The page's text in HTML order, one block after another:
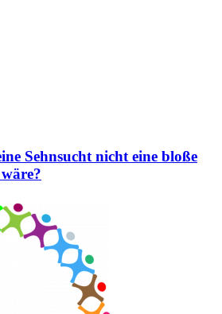
Sehnsucht nicht eine bloße